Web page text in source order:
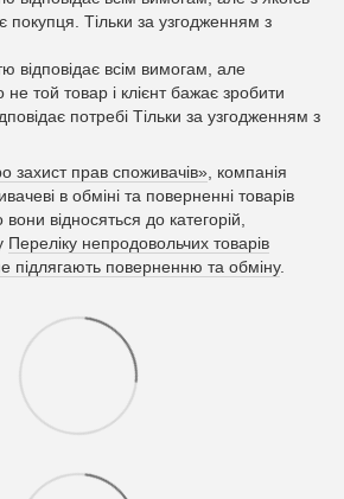
покупця. Тільки за узгодженням з
відповідає всім вимогам, але
той товар і клієнт бажає зробити
потребі Тільки за узгодженням з
захист прав споживачів» , компанія
в обміні та поверненні товарів
відносяться до категорій,
Переліку непродовольчих товарів
підлягають поверненню та обміну.